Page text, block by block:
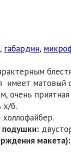
, габардин,
имеет
очень
х/б.
холлофайбер.
подушки:
макета):